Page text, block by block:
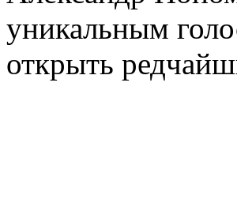
уникальным
открыть